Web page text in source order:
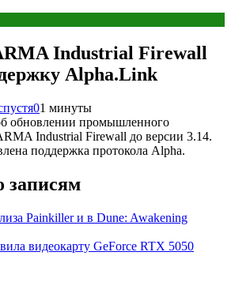
Industrial Firewall
Alpha.Link
01 минуты
обновлении промышленного
Industrial Firewall до версии 3.14.
поддержка протокола Alpha.
записям
Painkiller и в Dune: Awakening
видеокарту GeForce RTX 5050